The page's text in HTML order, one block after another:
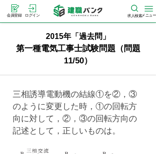
会員登録 ログイン 求人検索メニュー
2015年「過去問」
第一種電気工事士試験問題（問題
11/50）
三相誘導電動機の結線①を②，③
のように変更した時，①の回転方
向に対して，②，③の回転方向の
記述として，正しいものは。